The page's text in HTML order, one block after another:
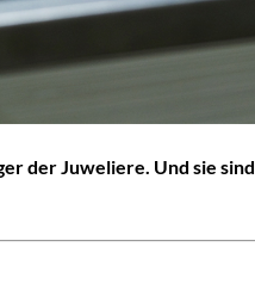
der Juweliere. Und sie